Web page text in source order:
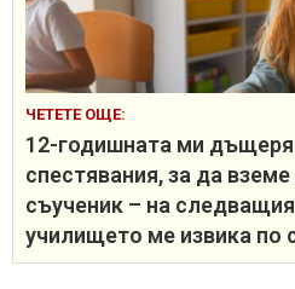
ЧЕТЕТЕ ОЩЕ:
12-годишната ми дъщеря
спестявания, за да
съученик – на
училището ме извика по